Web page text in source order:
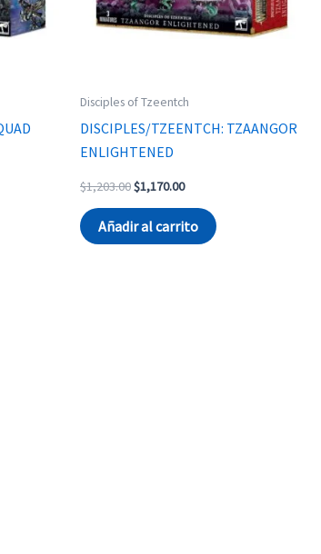
Disciples of Tzeentch
DISCIPLES/TZEENTCH: TZAANGOR
ENLIGHTENED
$1,203.00Original
was:
$1,203.00.
$1,170.00Current
is:
$1,170.00.
Añadir al carrito